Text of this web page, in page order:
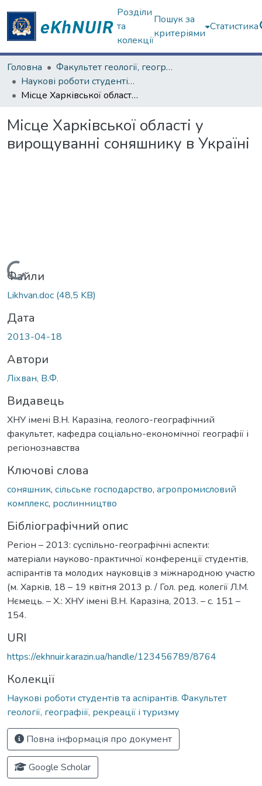
Розділи
та
колекції
Пошук за
критеріями
Статистика
Головна
Факультет геології, географіії, рекреації і туризму
Наукові роботи студентів та аспірантів. Факультет геології, географіії, рекреації і туризму
Місце Харківської області у вирощуванні соняшнику в Україні
Місце Харківської області у
вирощуванні соняшнику в Україні
Вантажиться...
Файли
Likhvan.doc (48,5 KB)
Дата
2013-04-18
Автори
Ліхван, В.Ф.
Видавець
ХНУ імені В.Н. Каразіна, геолого-географічний
факультет, кафедра соціально-економічної географії і
регіонознавства
Ключові слова
соняшник, сільське господарство, агропромисловий
комплекс, рослинництво
Бібліографічний опис
Регіон – 2013: суспільно-географічні аспекти:
матеріали науково-практичної конференції студентів,
аспірантів та молодих науковців з міжнародною участю
(м. Харків, 18 – 19 квітня 2013 р. / Гол. ред. колегії Л.М.
Нємець. – Х.: ХНУ імені В.Н. Каразіна, 2013. – с. 151 –
154.
URI
https://ekhnuir.karazin.ua/handle/123456789/8764
Колекції
Наукові роботи студентів та аспірантів. Факультет
геології, географіії, рекреації і туризму
Повна інформація про документ
Google Scholar